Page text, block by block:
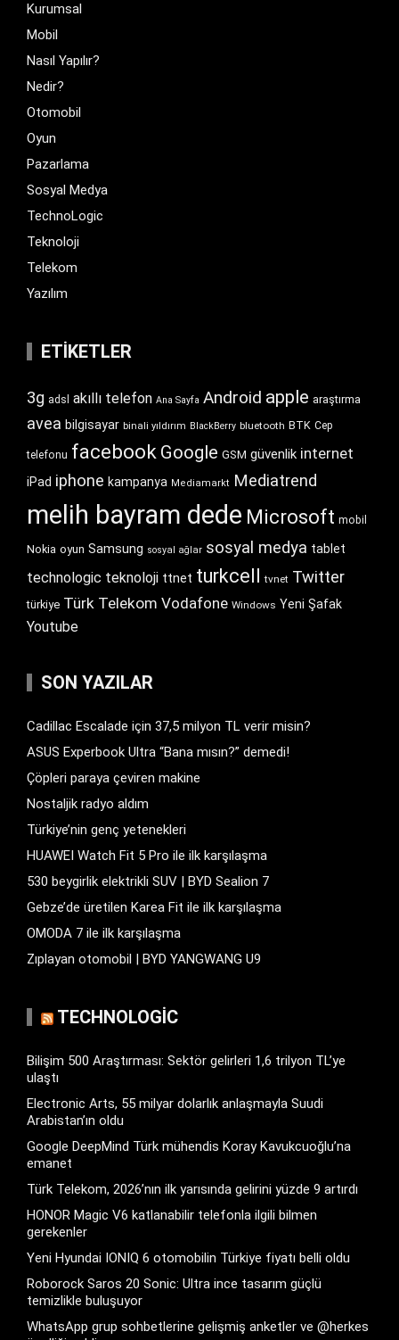
Kurumsal
Mobil
Nasıl Yapılır?
Nedir?
Otomobil
Oyun
Pazarlama
Sosyal Medya
TechnoLogic
Teknoloji
Telekom
Yazılım
ETIKETLER
3g adsl akıllı telefon Ana Sayfa Android apple araştırma
avea bilgisayar binali yıldırım BlackBerry bluetooth BTK Cep
telefonu facebook Google GSM güvenlik internet
iPad iphone kampanya Mediamarkt Mediatrend
melih bayram dede Microsoft mobil
Nokia oyun Samsung sosyal ağlar sosyal medya tablet
technologic teknoloji ttnet turkcell tvnet Twitter
türkiye Türk Telekom Vodafone Windows Yeni Şafak
Youtube
SON YAZILAR
Cadillac Escalade için 37,5 milyon TL verir misin?
ASUS Experbook Ultra “Bana mısın?” demedi!
Çöpleri paraya çeviren makine
Nostaljik radyo aldım
Türkiye’nin genç yetenekleri
HUAWEI Watch Fit 5 Pro ile ilk karşılaşma
530 beygirlik elektrikli SUV | BYD Sealion 7
Gebze’de üretilen Karea Fit ile ilk karşılaşma
OMODA 7 ile ilk karşılaşma
Zıplayan otomobil | BYD YANGWANG U9
TECHNOLOGIC
Bilişim 500 Araştırması: Sektör gelirleri 1,6 trilyon TL’ye
ulaştı
Electronic Arts, 55 milyar dolarlık anlaşmayla Suudi
Arabistan’ın oldu
Google DeepMind Türk mühendis Koray Kavukcuoğlu’na
emanet
Türk Telekom, 2026’nın ilk yarısında gelirini yüzde 9 artırdı
HONOR Magic V6 katlanabilir telefonla ilgili bilmen
gerekenler
Yeni Hyundai IONIQ 6 otomobilin Türkiye fiyatı belli oldu
Roborock Saros 20 Sonic: Ultra ince tasarım güçlü
temizlikle buluşuyor
WhatsApp grup sohbetlerine gelişmiş anketler ve @herkes